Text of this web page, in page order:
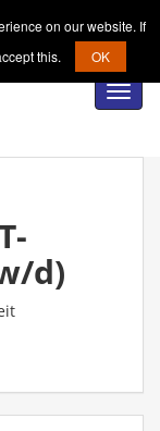
d)
on our website. If
this.
OK